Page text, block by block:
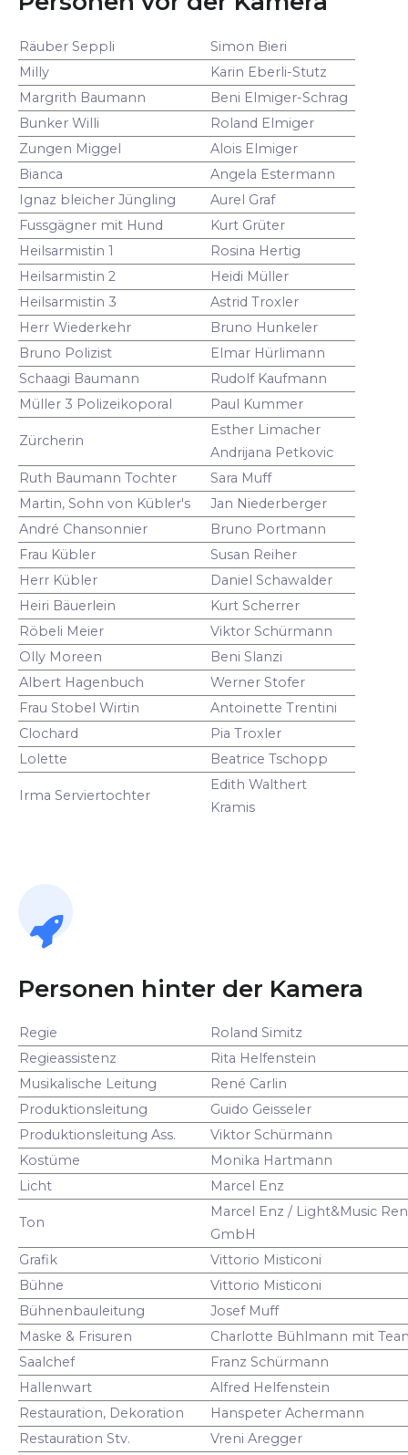
Räuber Seppli
Simon Bieri
Milly
Karin Eberli-Stutz
Margrith Baumann
Beni Elmiger-Schrag
Bunker Willi
Roland Elmiger
Zungen Miggel
Alois Elmiger
Bianca
Angela Estermann
Ignaz bleicher Jüngling
Aurel Graf
Fussgägner mit Hund
Kurt Grüter
Heilsarmistin 1
Rosina Hertig
Heilsarmistin 2
Heidi Müller
Heilsarmistin 3
Astrid Troxler
Herr Wiederkehr
Bruno Hunkeler
Bruno Polizist
Elmar Hürlimann
Schaagi Baumann
Rudolf Kaufmann
Müller 3 Polizeikoporal
Paul Kummer
Zürcherin
Esther Limacher
Andrijana Petkovic
Ruth Baumann Tochter
Sara Muff
Martin, Sohn von Kübler's
Jan Niederberger
André Chansonnier
Bruno Portmann
Frau Kübler
Susan Reiher
Herr Kübler
Daniel Schawalder
Heiri Bäuerlein
Kurt Scherrer
Röbeli Meier
Viktor Schürmann
Olly Moreen
Beni Slanzi
Albert Hagenbuch
Werner Stofer
Frau Stobel Wirtin
Antoinette Trentini
Clochard
Pia Troxler
Lolette
Beatrice Tschopp
Irma Serviertochter
Edith Walthert
Kramis
Personen hinter der Kamera
Regie
Roland Simitz
Regieassistenz
Rita Helfenstein
Musikalische Leitung
René Carlin
Produktionsleitung
Guido Geisseler
Produktionsleitung Ass.
Viktor Schürmann
Kostüme
Monika Hartmann
Licht
Marcel Enz
Ton
Marcel Enz / Light&Music
GmbH
Grafik
Vittorio Misticoni
Bühne
Vittorio Misticoni
Bühnenbauleitung
Josef Muff
Maske & Frisuren
Charlotte Bühlmann mit
Saalchef
Franz Schürmann
Hallenwart
Alfred Helfenstein
Restauration, Dekoration
Hanspeter Achermann
Restauration Stv.
Vreni Aregger